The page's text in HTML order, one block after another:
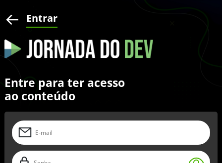
Entrar
Entre para ter acesso
ao conteúdo